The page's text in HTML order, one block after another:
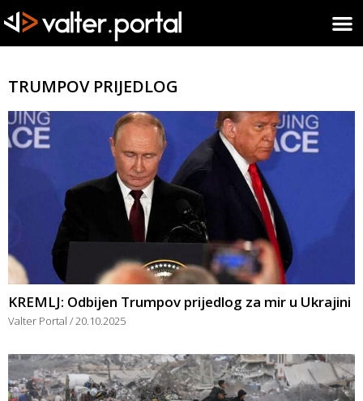
TRUMPOV PRIJEDLOG
KREMLJ: Odbijen Trumpov prijedlog za mir u Ukrajini
Valter Portal 20.10.2025